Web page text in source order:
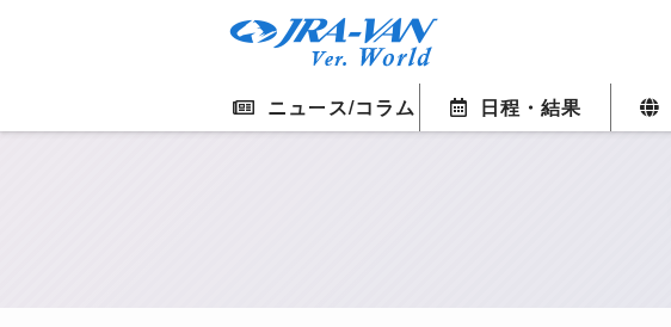
ニュース/コラム 日程・結果